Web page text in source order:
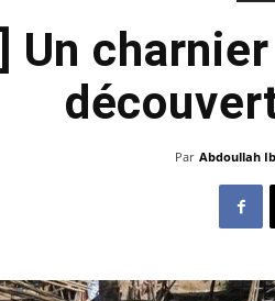
Un
Par Abdoullah